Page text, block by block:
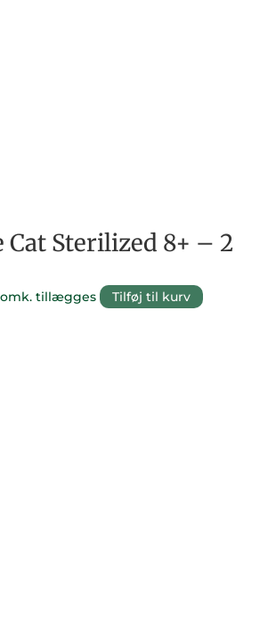
Cat Sterilized 8+ – 2
tillægges Tilføj til kurv